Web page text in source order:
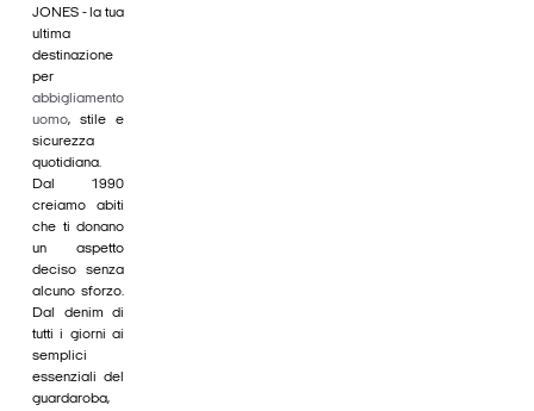
JONES - la tua
ultima
destinazione
per
abbigliamento
uomo, stile e
sicurezza
quotidiana.
Dal 1990
creiamo abiti
che ti donano
un aspetto
deciso senza
alcuno sforzo.
Dal denim di
tutti i giorni ai
semplici
essenziali del
guardaroba,